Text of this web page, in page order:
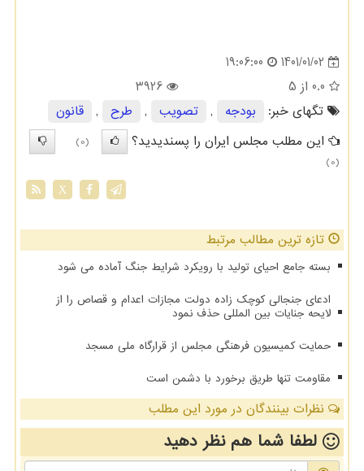
1401/01/02
19:06:00
0.0 از 5
3926
تگهای خبر:
بودجه , تصویب , طرح ,
قانون
این مطلب مجلس ایران را پسندیدید؟
(0)
(0)
X
تازه ترین مطالب مرتبط
بسته جامع احیای تولید با رویکرد شرایط جنگ آماده می شود
ادعای جنجالی کوچک زاده دولت مجازات اعدام و قصاص را از
لایحه جنایات بین المللی حذف نمود
حمایت کمیسیون فرهنگی مجلس از قرارگاه ملی مسجد
مقاومت تنها طریق برخورد با دشمن است
نظرات بینندگان در مورد این مطلب
لطفا شما همنظر دهید